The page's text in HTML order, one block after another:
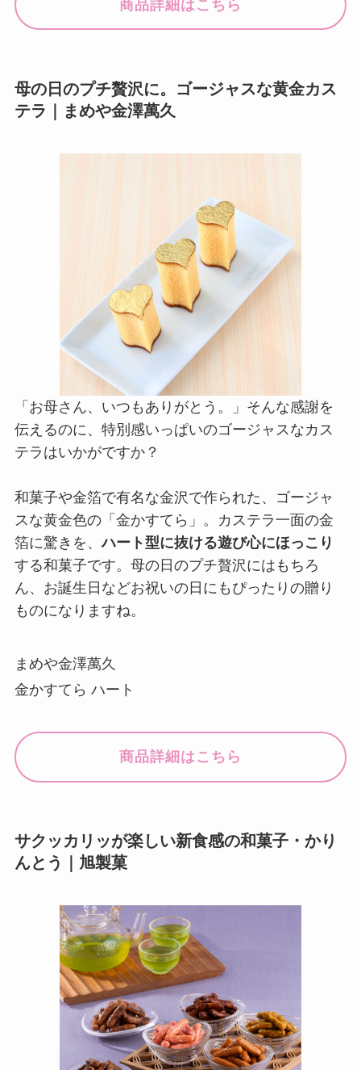
商品詳細はこちら
母の日のプチ贅沢に。ゴージャスな黄金カス
テラ｜まめや金澤萬久
「お母さん、いつもありがとう。」そんな感謝を
伝えるのに、特別感いっぱいのゴージャスなカス
テラはいかがですか？
和菓子や金箔で有名な金沢で作られた、ゴージャ
スな黄金色の「金かすてら」。カステラ一面の金
箔に驚きを、ハート型に抜ける遊び心にほっこり
する和菓子です。母の日のプチ贅沢にはもちろ
ん、お誕生日などお祝いの日にもぴったりの贈り
ものになりますね。
まめや金澤萬久
金かすてら ハート
商品詳細はこちら
サクッカリッが楽しい新食感の和菓子・かり
んとう｜旭製菓